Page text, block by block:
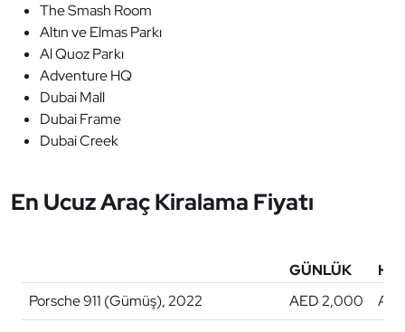
The Smash Room
Altın ve Elmas Parkı
Al Quoz Parkı
Adventure HQ
Dubai Mall
Dubai Frame
Dubai Creek
En Ucuz Araç Kiralama Fiyatı
GÜNLÜK
Porsche 911 (Gümüş), 2022
AED 2,000